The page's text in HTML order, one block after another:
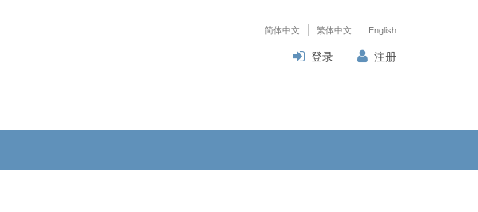
简体中文 繁体中文 English
登录 注册